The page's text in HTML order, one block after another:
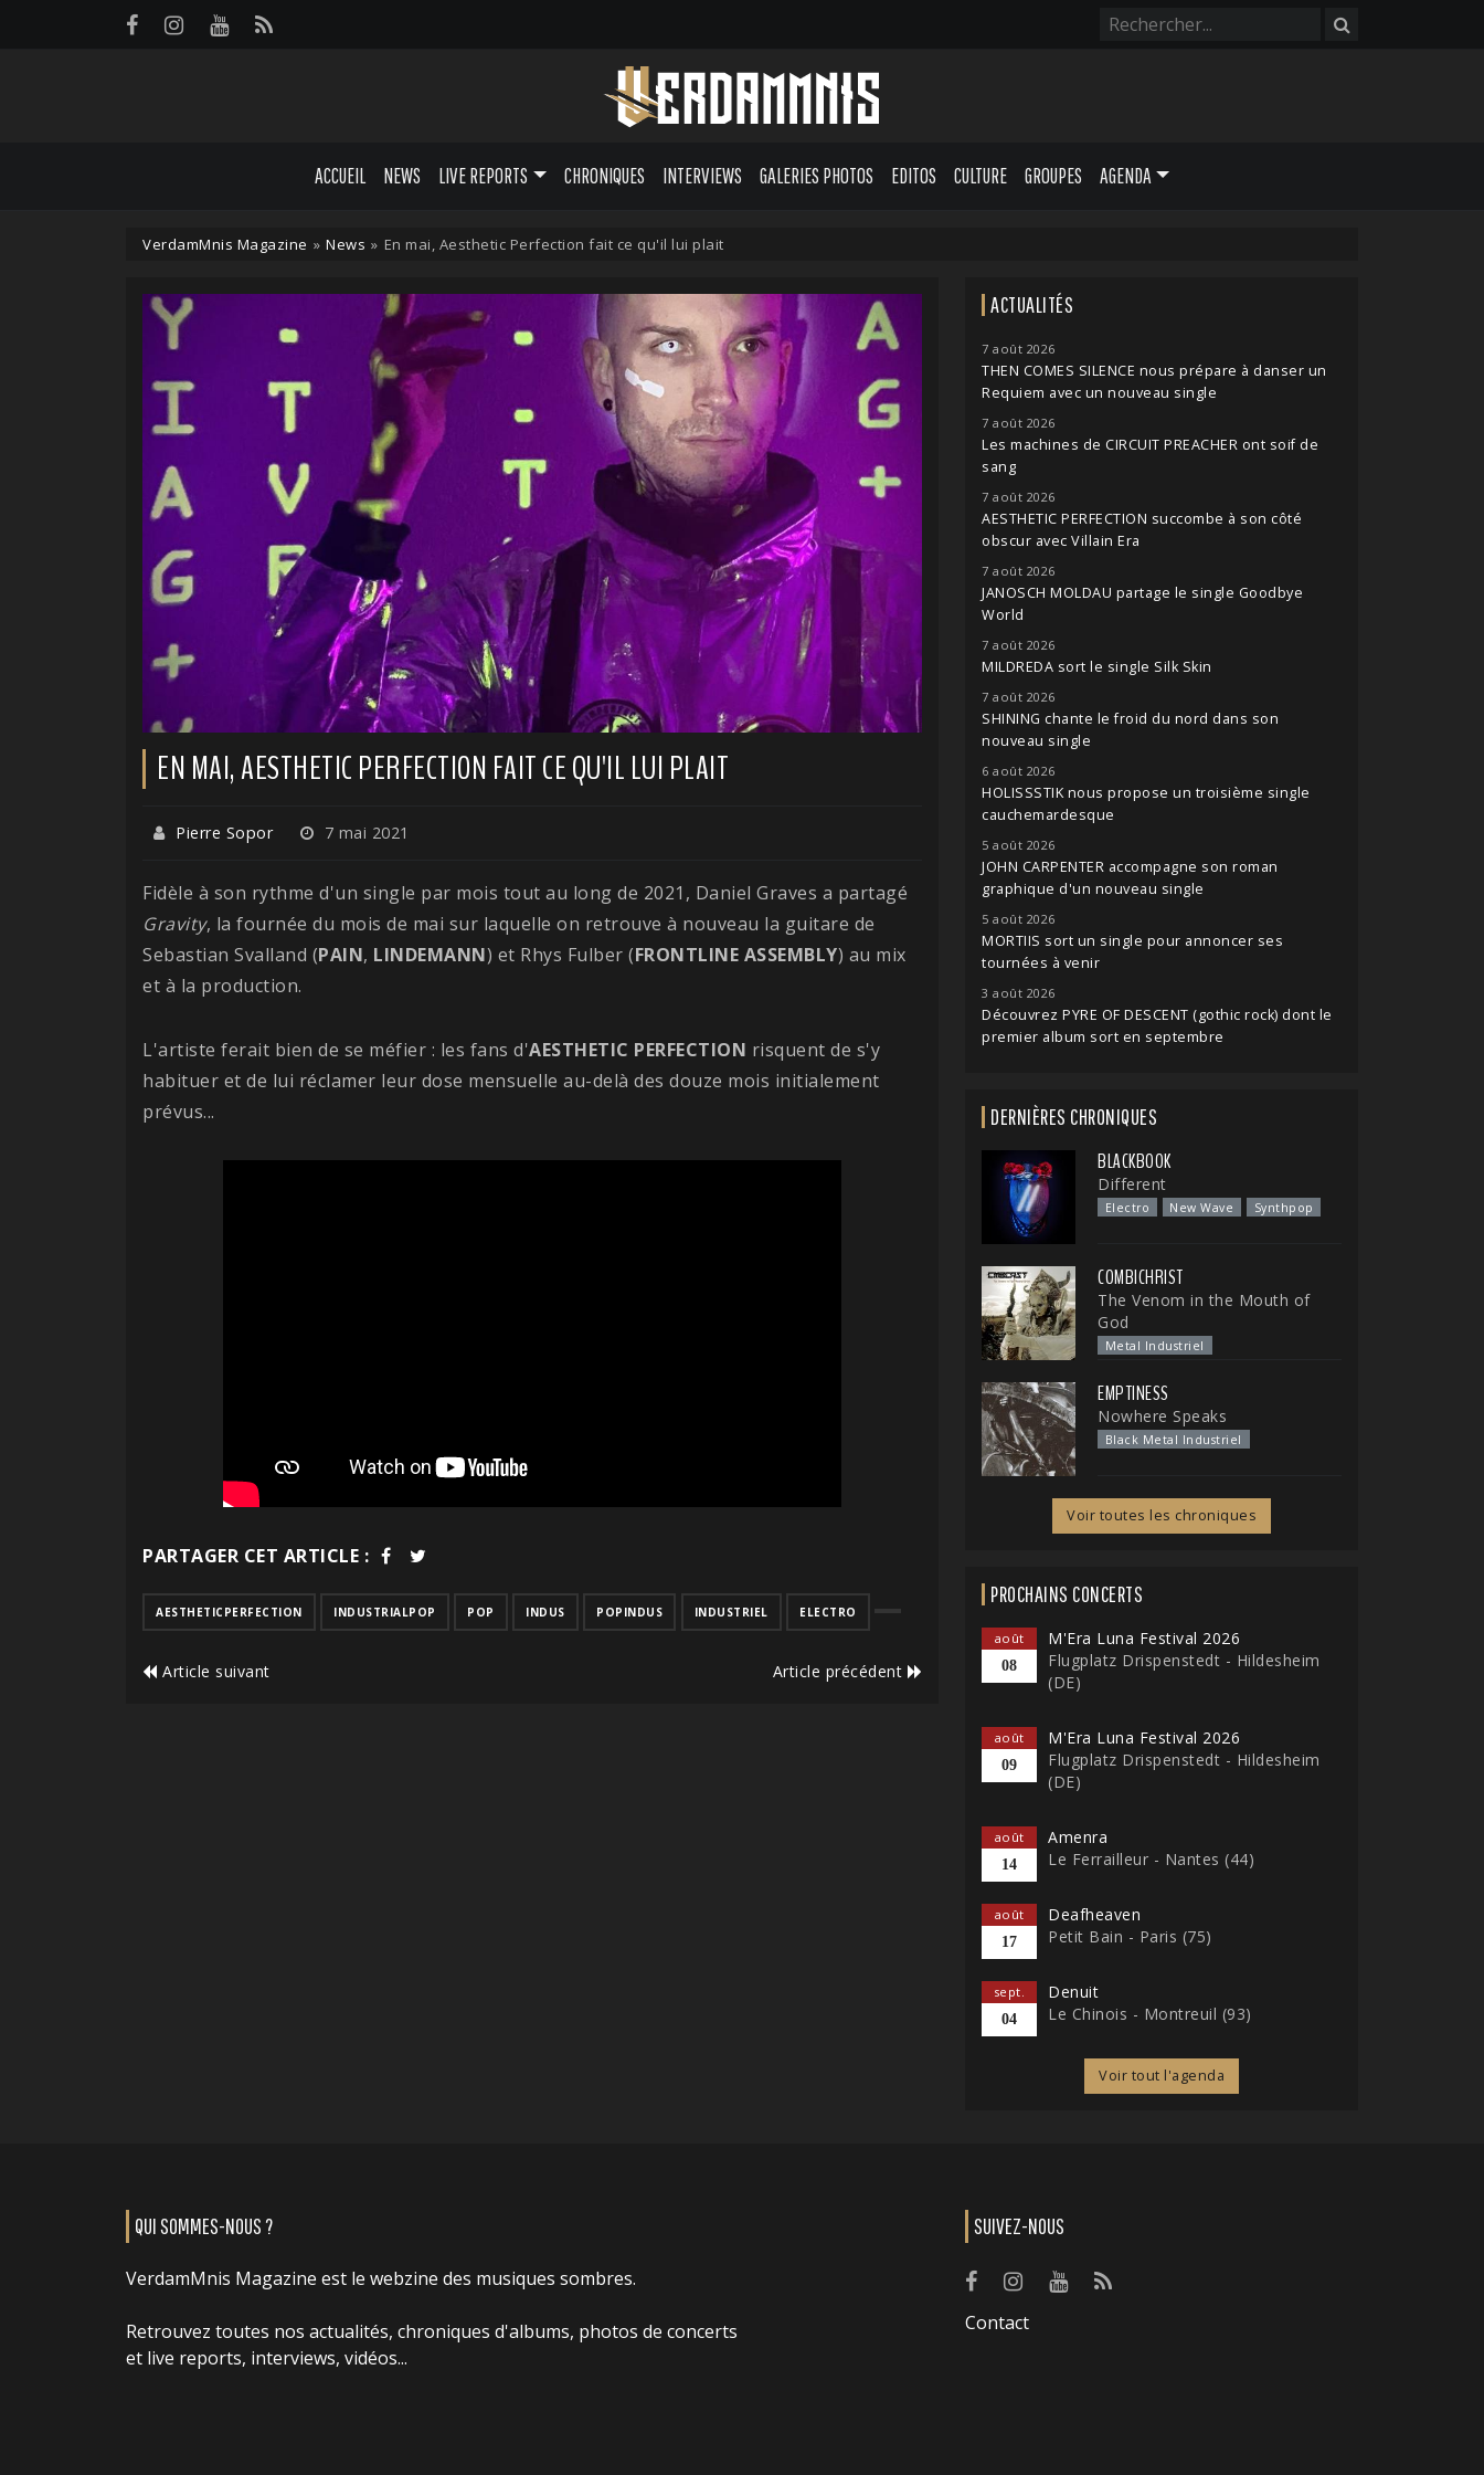
ACCUEIL NEWS LIVE REPORTS CHRONIQUES INTERVIEWS GALERIES PHOTOS EDITOS CULTURE GROUPES AGENDA
VerdamMnis Magazine » News » En mai, Aesthetic Perfection fait ce qu'il lui plait
EN MAI, AESTHETIC PERFECTION FAIT CE QU'IL LUI PLAIT
Pierre Sopor 7 mai 2021
Fidèle à son rythme d'un single par mois tout au long de 2021, Daniel Graves a partagé
Gravity, la fournée du mois de mai sur laquelle on retrouve à nouveau la guitare de
Sebastian Svalland (PAIN, LINDEMANN) et Rhys Fulber (FRONTLINE ASSEMBLY) au mix
et à la production.
L'artiste ferait bien de se méfier : les fans d'AESTHETIC PERFECTION risquent de s'y
habituer et de lui réclamer leur dose mensuelle au-delà des douze mois initialement
prévus...
PARTAGER CET ARTICLE :
AESTHETICPERFECTION INDUSTRIALPOP POP INDUS POPINDUS INDUSTRIEL ELECTRO
Article suivant Article précédent
ACTUALITÉS
7 août 2026
THEN COMES SILENCE nous prépare à danser un
Requiem avec un nouveau single
7 août 2026
Les machines de CIRCUIT PREACHER ont soif de
sang
7 août 2026
AESTHETIC PERFECTION succombe à son côté
obscur avec Villain Era
7 août 2026
JANOSCH MOLDAU partage le single Goodbye
World
7 août 2026
MILDREDA sort le single Silk Skin
7 août 2026
SHINING chante le froid du nord dans son
nouveau single
6 août 2026
HOLISSSTIK nous propose un troisième single
cauchemardesque
5 août 2026
JOHN CARPENTER accompagne son roman
graphique d'un nouveau single
5 août 2026
MORTIIS sort un single pour annoncer ses
tournées à venir
3 août 2026
Découvrez PYRE OF DESCENT (gothic rock) dont le
premier album sort en septembre
DERNIÈRES CHRONIQUES
BLACKBOOK
Different
Electro New Wave Synthpop
COMBICHRIST
The Venom in the Mouth of
God
Metal Industriel
EMPTINESS
Nowhere Speaks
Black Metal Industriel
Voir toutes les chroniques
PROCHAINS CONCERTS
août
08
M'Era Luna Festival 2026
Flugplatz Drispenstedt - Hildesheim
(DE)
août
09
M'Era Luna Festival 2026
Flugplatz Drispenstedt - Hildesheim
(DE)
août
14
Amenra
Le Ferrailleur - Nantes (44)
août
17
Deafheaven
Petit Bain - Paris (75)
sept.
04
Denuit
Le Chinois - Montreuil (93)
Voir tout l'agenda
QUI SOMMES-NOUS ?
VerdamMnis Magazine est le webzine des musiques sombres.
Retrouvez toutes nos actualités, chroniques d'albums, photos de concerts
et live reports, interviews, vidéos...
SUIVEZ-NOUS
Contact
Panneau de gestion des cookies